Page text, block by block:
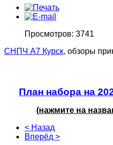
Просмотров: 3741
СНПЧ А7 Курск, обзоры
План набора на
(нажмите на
< Назад
Вперёд >